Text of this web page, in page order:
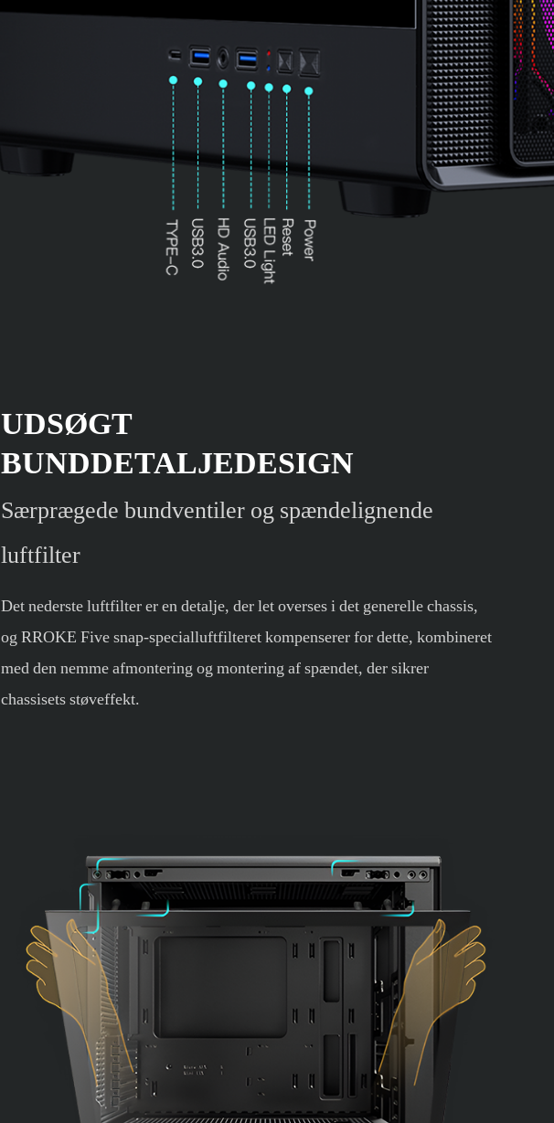
UDSØGT
BUNDDETALJEDESIGN
Særprægede bundventiler og spændelignende
luftfilter
Det nederste luftfilter er en detalje, der let overses i det generelle chassis,
og RROKE Five snap-specialluftfilteret kompenserer for dette, kombineret
med den nemme afmontering og montering af spændet, der sikrer
chassisets støveffekt.